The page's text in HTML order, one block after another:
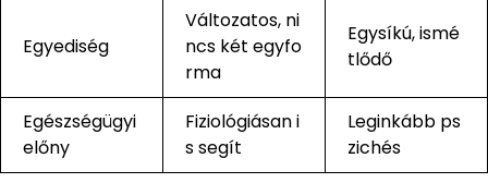
Egyediség
Változatos, ni
ncs két egyfo
rma
Egysíkú, ismé
tlődő
Egészségügyi
előny
Fiziológiásan i
s segít
Leginkább ps
zichés